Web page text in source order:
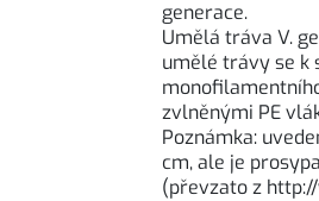
generace.
Umělá tráva V.
umělé trávy se k
zvlněnými PE
Poznámka:
cm, ale je
(převzato z